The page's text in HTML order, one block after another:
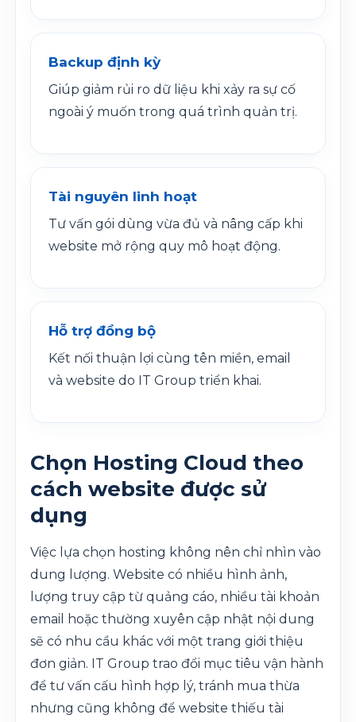
Backup định kỳ
Giúp giảm rủi ro dữ liệu khi xảy ra sự cố
ngoài ý muốn trong quá trình quản trị.
Tài nguyên linh hoạt
Tư vấn gói dùng vừa đủ và nâng cấp khi
website mở rộng quy mô hoạt động.
Hỗ trợ đồng bộ
Kết nối thuận lợi cùng tên miền, email
và website do IT Group triển khai.
Chọn Hosting Cloud theo
cách website được sử
dụng
Việc lựa chọn hosting không nên chỉ nhìn vào
dung lượng. Website có nhiều hình ảnh,
lượng truy cập từ quảng cáo, nhiều tài khoản
email hoặc thường xuyên cập nhật nội dung
sẽ có nhu cầu khác với một trang giới thiệu
đơn giản. IT Group trao đổi mục tiêu vận hành
để tư vấn cấu hình hợp lý, tránh mua thừa
nhưng cũng không để website thiếu tài